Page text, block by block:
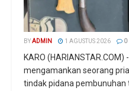
BYADMIN 1 AGUSTUS 2026 0
KARO
mengamankan seorang
tindak pidana